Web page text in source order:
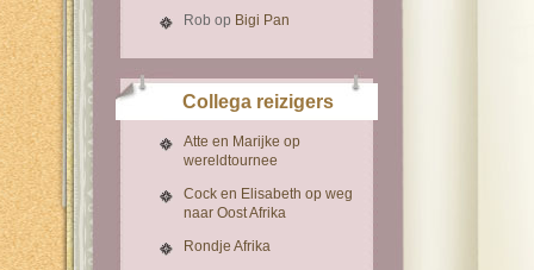
Rob op Bigi Pan
Collega reizigers
Atte en Marijke op
wereldtournee
Cock en Elisabeth op weg
naar Oost Afrika
Rondje Afrika